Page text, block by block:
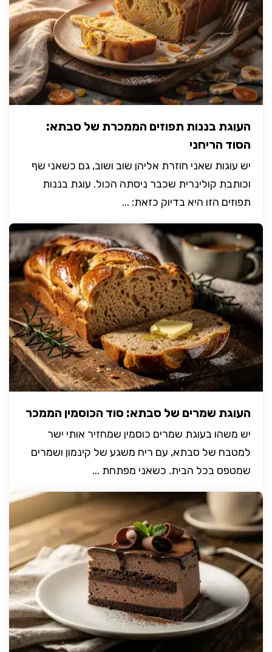
העוגת בננות תפוזים הממכרת של סבתא:
הסוד הריחני
יש עוגות שאני חוזרת אליהן שוב ושוב, גם כשאני שף
וכותבת קולינרית שכבר ניסתה הכול. עוגת בננות
תפוזים הזו היא בדיוק כזאת: ...
העוגת שמרים של סבתא: סוד הכוסמין הממכר
יש משהו בעוגת שמרים כוסמין שמחזיר אותי ישר
למטבח של סבתא, עם ריח משגע של קינמון ושמרים
שמטפס בכל הבית. כשאני מפתחת ...